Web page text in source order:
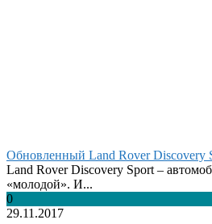
Обновленный Land Rover Discovery
Land Rover Discovery Sport –
«молодой». И...
0
29.11.2017